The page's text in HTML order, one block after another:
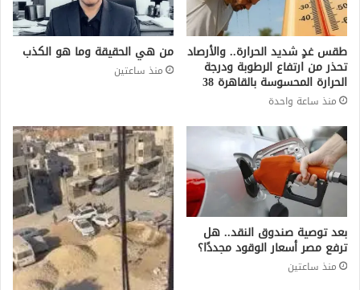
طقس غدٍ شديد الحرارة.. والأرصاد
تحذر من ارتفاع الرطوبة ودرجة
الحرارة المحسوسة بالقاهرة 38
منذ ساعة واحدة
من هي الحقيقة وما هو الكذب
منذ ساعتين
بعد توصية صندوق النقد.. هل
ترفع مصر أسعار الوقود مجددًا؟
منذ ساعتين